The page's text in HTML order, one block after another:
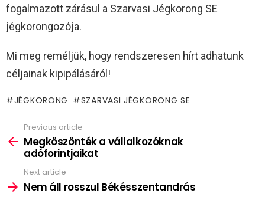
fogalmazott zárásul a Szarvasi Jégkorong SE
jégkorongozója.
Mi meg reméljük, hogy rendszeresen hírt adhatunk
céljainak kipipálásáról!
JÉGKORONG SZARVASI JÉGKORONG SE
more
Previous article
Megköszönték a vállalkozóknak
adóforintjaikat
Next article
Nem áll rosszul Békésszentandrás